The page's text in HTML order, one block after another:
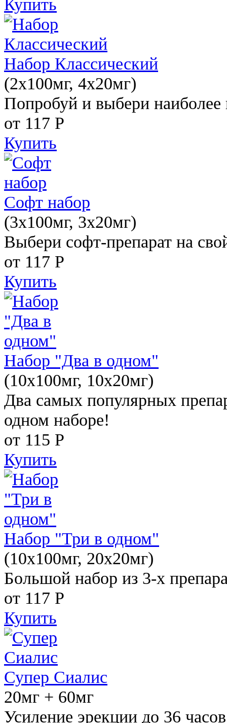
Набор Классический
(2x100мг, 4x20мг)
Попробуй и выбери наиболее
от 117 Р
Купить
Софт набор
(3x100мг, 3x20мг)
Выбери софт-препарат на
от 117 Р
Купить
Набор "Два в одном"
(10x100мг, 10x20мг)
Два самых популярных
одном наборе!
от 115 Р
Купить
Набор "Три в одном"
(10x100мг, 20x20мг)
Большой набор из 3-х
от 117 Р
Купить
Супер Сиалис
20мг + 60мг
Усиление эрекции до 36